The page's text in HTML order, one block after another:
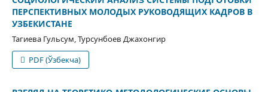
ПЕРСПЕКТИВНЫХ МОЛОДЫХ РУКОВОДЯЩИХ КАДРОВ В
УЗБЕКИСТАНЕ
Тагиева Гульсум, Турсунбоев Джахонгир
PDF (Ўзбекча)